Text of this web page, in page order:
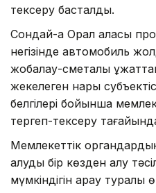
тексеру басталды.
Сондай-ақ Орал қаласы
негізінде автомобиль
жобалау-сметалық
жекелеген нарық
белгілері бойынша
тергеп-тексеру
Мемлекеттік
алуды бір көзден алу
мүмкіндігін қарау туралы